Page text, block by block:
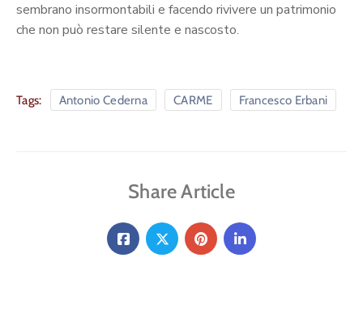
sembrano insormontabili e facendo rivivere un patrimonio
che non può restare silente e nascosto.
Tags: Antonio Cederna CARME Francesco Erbani
Share Article